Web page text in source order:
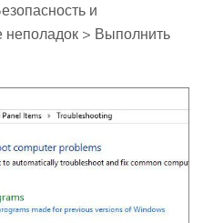
и
неполадок > Выполнить